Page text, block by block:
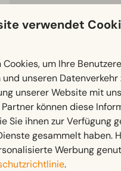
verwendet
um Ihre
unseren
unserer Website mit
können diese
Sie ihnen zur Verfügung
gesammelt haben.
Werbung
.